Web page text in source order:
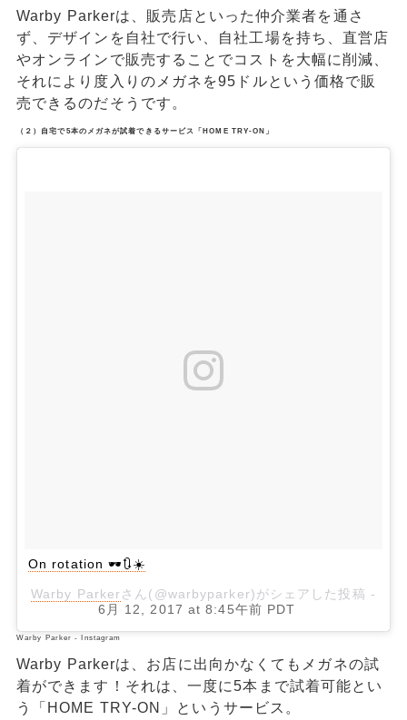
Warby Parkerは、販売店といった仲介業者を通さ
ず、デザインを自社で行い、自社工場を持ち、直営店
やオンラインで販売することでコストを大幅に削減、
それにより度入りのメガネを95ドルという価格で販
売できるのだそうです。
（２）自宅で5本のメガネが試着できるサービス「HOME TRY-ON」
On rotation 🕶🔃☀️
Warby Parker さん(@warbyparker)がシェアした投稿 -
6月 12, 2017 at 8:45午前 PDT
Warby Parker - Instagram
Warby Parkerは、お店に出向かなくてもメガネの試
着ができます！それは、一度に5本まで試着可能とい
う「HOME TRY-ON」というサービス。